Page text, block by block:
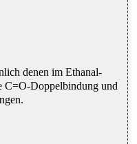
denen im Ethanal-
C=O-Doppelbindung und